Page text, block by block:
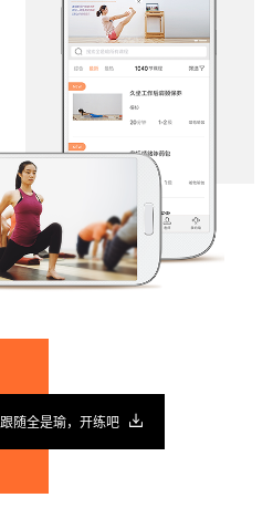
跟随全是瑜，开练吧